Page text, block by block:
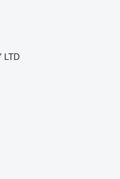
LTD